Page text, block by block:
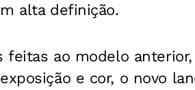
alta definição.
feitas ao modelo
e cor, o novo